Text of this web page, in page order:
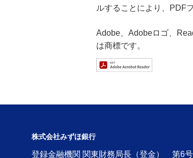
ルすることにより、PDF
Adobe、Adobeロゴ、
は商標です。
株式会社みずほ銀行
登録金融機関 関東財務局長（登金） 第6